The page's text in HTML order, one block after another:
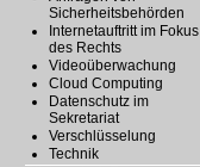
Sicherheitsbehörden
Internetauftritt im Fokus
des Rechts
Videoüberwachung
Cloud Computing
Datenschutz im
Sekretariat
Verschlüsselung
Technik